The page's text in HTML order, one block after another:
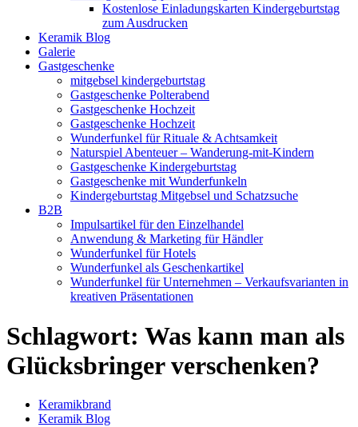
Kostenlose Einladungskarten Kindergeburtstag
zum Ausdrucken
Keramik Blog
Galerie
Gastgeschenke
mitgebsel kindergeburtstag
Gastgeschenke Polterabend
Gastgeschenke Hochzeit
Gastgeschenke Hochzeit
Wunderfunkel für Rituale & Achtsamkeit
Naturspiel Abenteuer – Wanderung-mit-Kindern
Gastgeschenke Kindergeburtstag
Gastgeschenke mit Wunderfunkeln
Kindergeburtstag Mitgebsel und Schatzsuche
B2B
Impulsartikel für den Einzelhandel
Anwendung & Marketing für Händler
Wunderfunkel für Hotels
Wunderfunkel als Geschenkartikel
Wunderfunkel für Unternehmen – Verkaufsvarianten in
kreativen Präsentationen
Schlagwort: Was kann man als
Glücksbringer verschenken?
Keramikbrand
Keramik Blog